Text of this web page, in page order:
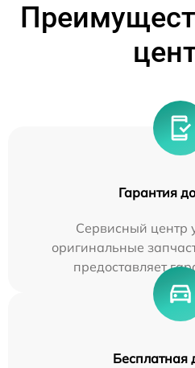
Гарантия
Сервисный центр
оригинальные
предоставляет
Бесплатная